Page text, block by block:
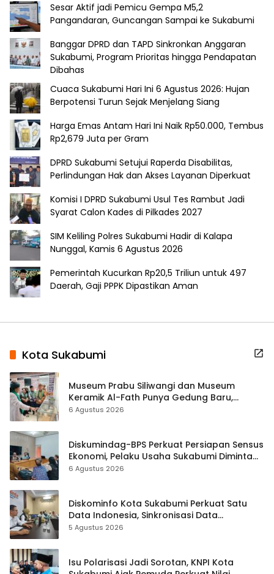
Sesar Aktif jadi Pemicu Gempa M5,2
Pangandaran, Guncangan Sampai ke Sukabumi
Banggar DPRD dan TAPD Sinkronkan Anggaran
Sukabumi, Program Prioritas hingga Pendapatan
Dibahas
Cuaca Sukabumi Hari Ini 6 Agustus 2026: Hujan
Berpotensi Turun Sejak Menjelang Siang
Harga Emas Antam Hari Ini Naik Rp50.000, Tembus
Rp2,679 Juta per Gram
DPRD Sukabumi Setujui Raperda Disabilitas,
Perlindungan Hak dan Akses Layanan Diperkuat
Komisi I DPRD Sukabumi Usul Tes Rambut Jadi
Syarat Calon Kades di Pilkades 2027
SIM Keliling Polres Sukabumi Hadir di Kalapa
Nunggal, Kamis 6 Agustus 2026
Pemerintah Kucurkan Rp20,5 Triliun untuk 497
Daerah, Gaji PPPK Dipastikan Aman
Kota Sukabumi
Museum Prabu Siliwangi dan Museum
Keramik Al-Fath Punya Gedung Baru,
Hampir 500 Koleksi Dipisahkan
6 Agustus 2026
Diskumindag-BPS Perkuat Persiapan Sensus
Ekonomi, Pelaku Usaha Sukabumi Diminta
Terbuka Beri Data
6 Agustus 2026
Diskominfo Kota Sukabumi Perkuat Satu
Data Indonesia, Sinkronisasi Data
Kewilayahan Dikebut
5 Agustus 2026
Isu Polarisasi Jadi Sorotan, KNPI Kota